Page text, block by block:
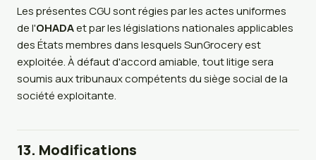
Les présentes CGU sont régies par les actes uniformes
de l'OHADAet par les législations nationales applicables
des États membres dans lesquels SunGrocery est
exploitée. À défaut d'accord amiable, tout litige sera
soumis aux tribunaux compétents du siège social de la
société exploitante.
13. Modifications